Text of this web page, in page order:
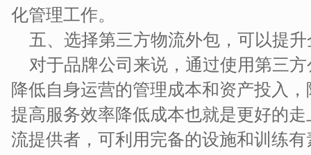
化管理工作。
五、选择第三方物流外包，可以提
对于品牌公司来说，通过使用第三
降低自身运营的管理成本和资产投入
提高服务效率降低成本也就是更好的
流提供者，可利用完备的设施和训练